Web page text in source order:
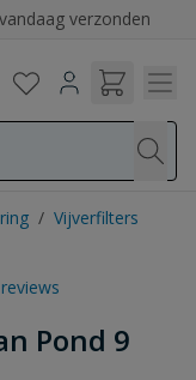
verzonden
/ Vijverfilters
Pond 9